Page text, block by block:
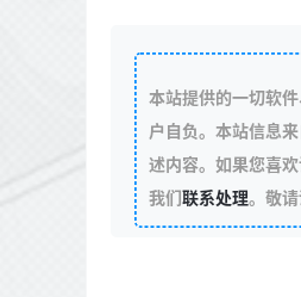
本站提供的一切软
户自负。本站信息
述内容。如果您喜
我们联系处理。敬